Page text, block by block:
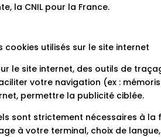
la CNIL pour la France.
cookies utilisés sur le site internet
le site internet, des outils de
votre navigation (ex :
permettre la publicité ciblée.
sont strictement nécessaires à
à votre terminal, choix de